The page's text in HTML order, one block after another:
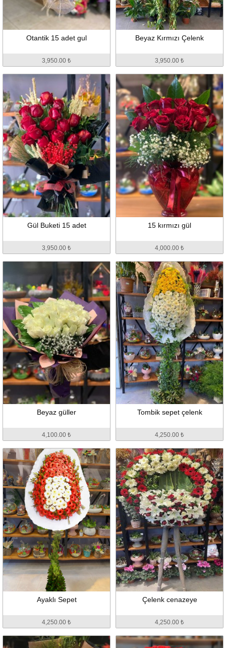
Otantik 15 adet gul
3,950.00 ₺
Beyaz Kırmızı Çelenk
3,950.00 ₺
Gül Buketi 15 adet
3,950.00 ₺
15 kırmızı gül
4,000.00 ₺
Beyaz güller
4,100.00 ₺
Tombik sepet çelenk
4,250.00 ₺
Ayaklı Sepet
4,250.00 ₺
Çelenk cenazeye
4,250.00 ₺